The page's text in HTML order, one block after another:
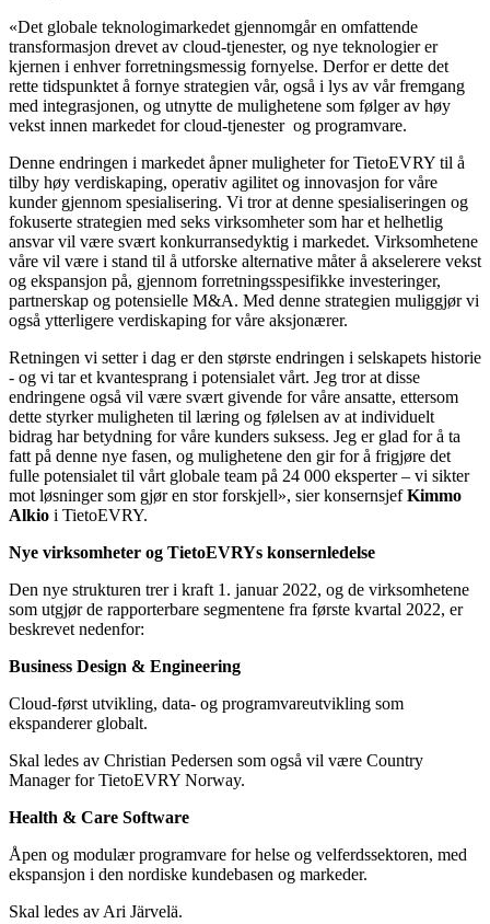
«Det globale teknologimarkedet gjennomgår en omfattende
transformasjon drevet av cloud-tjenester, og nye teknologier er
kjernen i enhver forretningsmessig fornyelse. Derfor er dette det
rette tidspunktet å fornye strategien vår, også i lys av vår fremgang
med integrasjonen, og utnytte de mulighetene som følger av høy
vekst innen markedet for cloud-tjenester og programvare.
Denne endringen i markedet åpner muligheter for TietoEVRY til å
tilby høy verdiskaping, operativ agilitet og innovasjon for våre
kunder gjennom spesialisering. Vi tror at denne spesialiseringen og
fokuserte strategien med seks virksomheter som har et helhetlig
ansvar vil være svært konkurransedyktig i markedet. Virksomhetene
våre vil være i stand til å utforske alternative måter å akselerere vekst
og ekspansjon på, gjennom forretningsspesifikke investeringer,
partnerskap og potensielle M&A. Med denne strategien muliggjør vi
også ytterligere verdiskaping for våre aksjonærer.
Retningen vi setter i dag er den største endringen i selskapets historie
- og vi tar et kvantesprang i potensialet vårt. Jeg tror at disse
endringene også vil være svært givende for våre ansatte, ettersom
dette styrker muligheten til læring og følelsen av at individuelt
bidrag har betydning for våre kunders suksess. Jeg er glad for å ta
fatt på denne nye fasen, og mulighetene den gir for å frigjøre det
fulle potensialet til vårt globale team på 24 000 eksperter – vi sikter
mot løsninger som gjør en stor forskjell», sier konsernsjefKimmo
Alkio i TietoEVRY.
Nye virksomheter og TietoEVRYs konsernledelse
Den nye strukturen trer i kraft 1. januar 2022, og de virksomhetene
som utgjør de rapporterbare segmentene fra første kvartal 2022, er
beskrevet nedenfor:
Business Design & Engineering
Cloud-først utvikling, data- og programvareutvikling som
ekspanderer globalt.
Skal ledes av Christian Pedersen som også vil være Country
Manager for TietoEVRY Norway.
Health & Care Software
Åpen og modulær programvare for helse og velferdssektoren, med
ekspansjon i den nordiske kundebasen og markeder.
Skal ledes av Ari​ Järvelä​.